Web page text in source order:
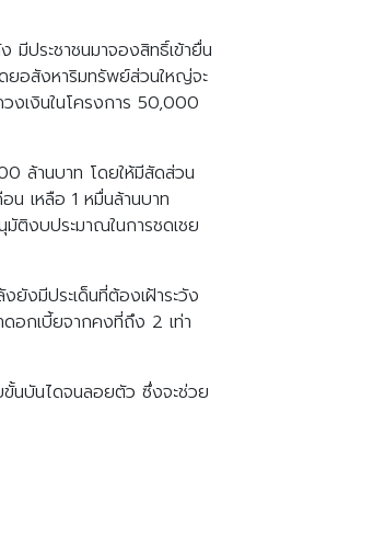
ประชาชนมาจองสิทธิ์เข้ายื่น
อสังหาริมทรัพย์ส่วนใหญ่จะ
งเงินในโครงการ 50,000
ล้านบาท โดยให้มีสัดส่วน
เหลือ 1 หมื่นล้านบาท
ติงบประมาณในการชดเชย
งมีประเด็นที่ต้องเฝ้าระวัง
ดอกเบี้ยจากคงที่ถึง 2 เท่า
นบันไดจนลอยตัว ซึ่งจะช่วย